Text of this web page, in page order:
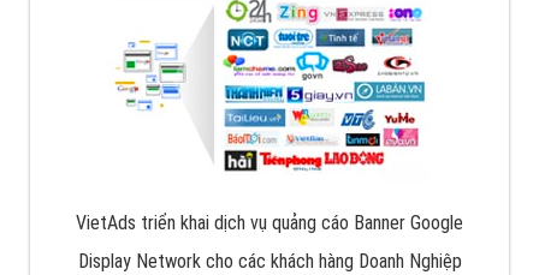
VietAds triển khai dịch vụ quảng cáo Banner Google
Display Network cho các khách hàng Doanh Nghiệp